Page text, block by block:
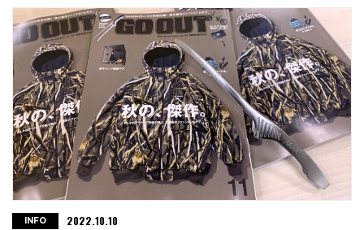
INFO 2022.10.10